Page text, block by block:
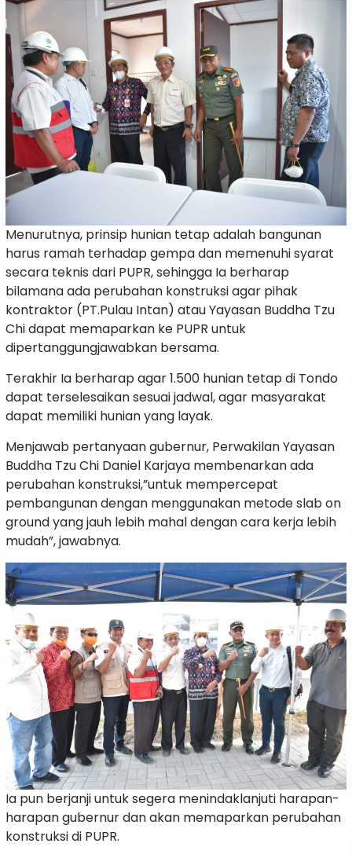
Menurutnya, prinsip hunian tetap adalah bangunan
harus ramah terhadap gempa dan memenuhi syarat
secara teknis dari PUPR, sehingga Ia berharap
bilamana ada perubahan konstruksi agar pihak
kontraktor (PT.Pulau Intan) atau Yayasan Buddha Tzu
Chi dapat memaparkan ke PUPR untuk
dipertanggungjawabkan bersama.
Terakhir Ia berharap agar 1.500 hunian tetap di Tondo
dapat terselesaikan sesuai jadwal, agar masyarakat
dapat memiliki hunian yang layak.
Menjawab pertanyaan gubernur, Perwakilan Yayasan
Buddha Tzu Chi Daniel Karjaya membenarkan ada
perubahan konstruksi,”untuk mempercepat
pembangunan dengan menggunakan metode slab on
ground yang jauh lebih mahal dengan cara kerja lebih
mudah”, jawabnya.
Ia pun berjanji untuk segera menindaklanjuti harapan-
harapan gubernur dan akan memaparkan perubahan
konstruksi di PUPR.